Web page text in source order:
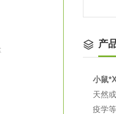
产
小鼠
天然
疫学